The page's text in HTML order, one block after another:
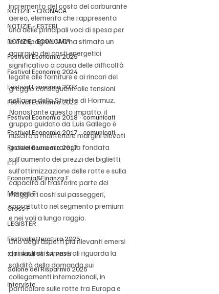
NOTIZIE - CRONACA
NOTIZIE - ESTERI
NOTIZIE - ECONOMIA
Festival Economia 2025
Festival Economia 2024
Festival Economia 2023
Festival Economia 2022
Festival Economia 2018 - comunicati
Festival Economia 2017 - comunicati
Festival Economia 2017
ETF
Economia&Finanza F
Mercati F
Cross F
LEGISTER
Festivalletteratura 2025
CITTÀ IMPRESA 2025
Salone del Risparmio 2025
Interviste
incremento del costo del carburante
aereo, elemento che rappresenta
una delle principali voci di spesa per
le compagnie. IAG ha stimato un
aggravio dei costi energetici
significativo a causa delle difficoltà
legate alle forniture e ai rincari del
greggio conseguenti alle tensioni
nell’area dello Stretto di Hormuz.
Nonostante questo impatto, il
gruppo guidato da Luis Gallego è
riuscito a mantenere margini elevati
grazie a una strategia fondata
sull’aumento dei prezzi dei biglietti,
sull’ottimizzazione delle rotte e sulla
capacità di trasferire parte dei
maggiori costi sui passeggeri,
soprattutto nel segmento premium
e nei voli a lungo raggio.
Uno degli aspetti più rilevanti emersi
dai risultati trimestrali riguarda la
solidità della domanda sui
collegamenti internazionali, in
particolare sulle rotte tra Europa e